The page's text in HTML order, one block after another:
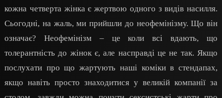
кожна четверта жінка є жертвою одного з видів насилля.
Сьогодні, на жаль, ми прийшли до неофемінізму. Що він
означає? Неофемінізм – це коли всі вдають, що
толерантність до жінок є, але насправді це не так. Якщо
послухати про що жартують наші коміки в стендапах,
якщо навіть просто знаходитися у великій компанії за